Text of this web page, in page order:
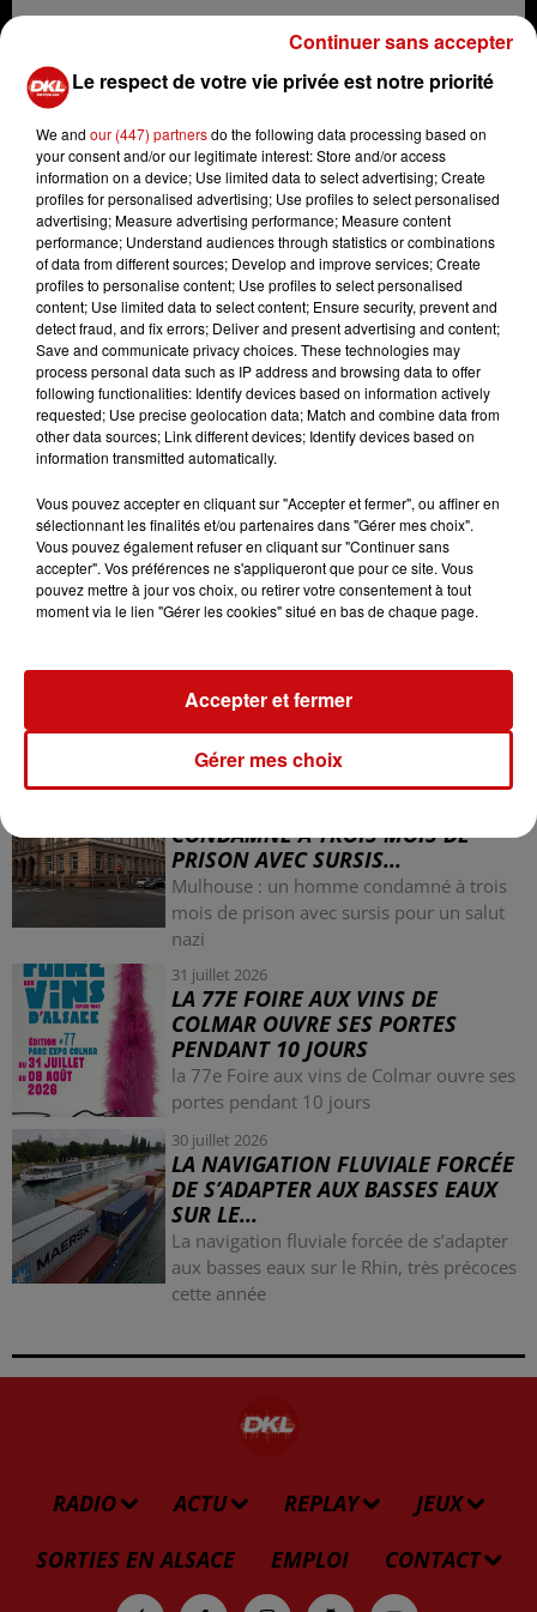
De 10h30 à 12h30 environ, des policiers iront à la
rencontre de citoyens, ce mercredi, au niveau de la
place Kléber à Strasbourg.
Des adhérents du syndicat de police Un1té organiseront
une distribution de flyers au niveau de la place Kléber à
Strasbourg. Les membres des forces de l’ordre, en
tenue civile, en profiteront pour échanger avec les
passants sur l’objet de leur mobilisation : le manque de
moyens en matière d’investigation.
Dans un communiqué, Un1té dénonce l’état de la filière
investigation de la police nationale, qui serait en « crise
profonde », avec un manque d'effectifs et de moyens
pour mener à bien leurs missions d'investigations. En
effet, nombre de plaintes restent sans suite faute de
moyens.
LES AUTRES ACTUALITÉS
31 juillet 2026
CONDAMNÉ À TROIS MOIS DE
PRISON AVEC SURSIS...
Mulhouse : un homme condamné à trois
mois de prison avec sursis pour un salut
nazi
31 juillet 2026
LA 77E FOIRE AUX VINS DE
COLMAR OUVRE SES PORTES
PENDANT 10 JOURS
la 77e Foire aux vins de Colmar ouvre ses
portes pendant 10 jours
30 juillet 2026
LA NAVIGATION FLUVIALE FORCÉE
DE S’ADAPTER AUX BASSES EAUX
SUR LE...
La navigation fluviale forcée de s’adapter
aux basses eaux sur le Rhin, très précoces
cette année
RADIO ACTU REPLAY
JEUX
SORTIES EN ALSACE
EMPLOI CONTACT
Le respect de votre vie privée est notre priorité
We and our (447) partnersdo the following data processing based on
your consent and/or our legitimate interest: Store and/or access
information on a device; Use limited data to select advertising; Create
profiles for personalised advertising; Use profiles to select personalised
advertising; Measure advertising performance; Measure content
performance; Understand audiences through statistics or combinations
of data from different sources; Develop and improve services; Create
profiles to personalise content; Use profiles to select personalised
content; Use limited data to select content; Ensure security, prevent and
detect fraud, and fix errors; Deliver and present advertising and content;
Save and communicate privacy choices. These technologies may
process personal data such as IP address and browsing data to offer
following functionalities: Identify devices based on information actively
requested; Use precise geolocation data; Match and combine data from
other data sources; Link different devices; Identify devices based on
information transmitted automatically.
Vous pouvez accepter en cliquant sur "Accepter et fermer", ou affiner en
sélectionnant les finalités et/ou partenaires dans "Gérer mes choix".
Vous pouvez également refuser en cliquant sur "Continuer sans
accepter". Vos préférences ne s'appliqueront que pour ce site. Vous
pouvez mettre à jour vos choix, ou retirer votre consentement à tout
moment via le lien "Gérer les cookies" situé en bas de chaque page.
Gérer mes choix
Accepter et fermer
Continuer sans accepter